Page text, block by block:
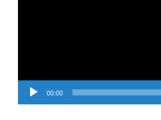
00:00